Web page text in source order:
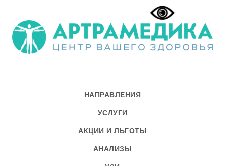
НАПРАВЛЕНИЯ
УСЛУГИ
АКЦИИ И ЛЬГОТЫ
АНАЛИЗЫ